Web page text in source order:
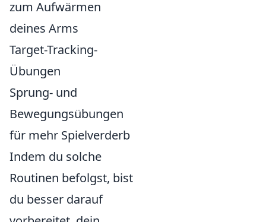
zum Aufwärmen
deines Arms
Target-Tracking-
Übungen
Sprung- und
Bewegungsübungen
für mehr Spielverderb
Indem du solche
Routinen befolgst, bist
du besser darauf